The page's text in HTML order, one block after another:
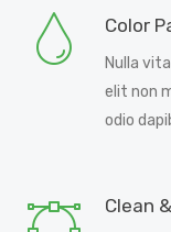
Color
Nulla
elit non
odio
Clean